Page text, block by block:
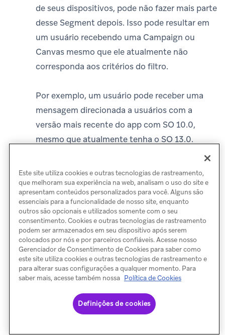
de seus dispositivos, pode não fazer mais parte
desse Segment depois. Isso pode resultar em
um usuário recebendo uma Campaign ou
Canvas mesmo que ele atualmente não
corresponda aos critérios do filtro.
Por exemplo, um usuário pode receber uma
mensagem direcionada a usuários com a
versão mais recente do app com SO 10.0,
mesmo que atualmente tenha o SO 13.0.
Nesse caso, o usuário tinha o SO 10.0 quando
a mensagem foi enviada e depois fez upgrade
para o SO 13.0.
Da mesma forma, se um usuário usar
posteriormente um dispositivo com uma
versão diferente do app, o perfil de usuário
dele será atualizado com a nova versão mais
recente do app. Isso pode fazer parecer que o
usuário não deveria ter se qualificado para a
mensagem, mesmo que ele tenha se
qualificado quando ela foi enviada.
Este site utiliza cookies e outras tecnologias de rastreamento,
que melhoram sua experiência na web, analisam o uso do site e
apresentam conteúdos personalizados para você. Alguns são
essenciais para a funcionalidade de nosso site, enquanto
outros são opcionais e utilizados somente com o seu
consentimento. Cookies e outras tecnologias de rastreamento
podem ser armazenados em seu dispositivo após serem
colocados por nós e por parceiros confiáveis. Acesse nosso
Gerenciador de Consentimento de Cookies para saber como
este site utiliza cookies e outras tecnologias de rastreamento e
para alterar suas configurações a qualquer momento. Para
saber mais, acesse também nossa Política de Cookies
Definições de cookies